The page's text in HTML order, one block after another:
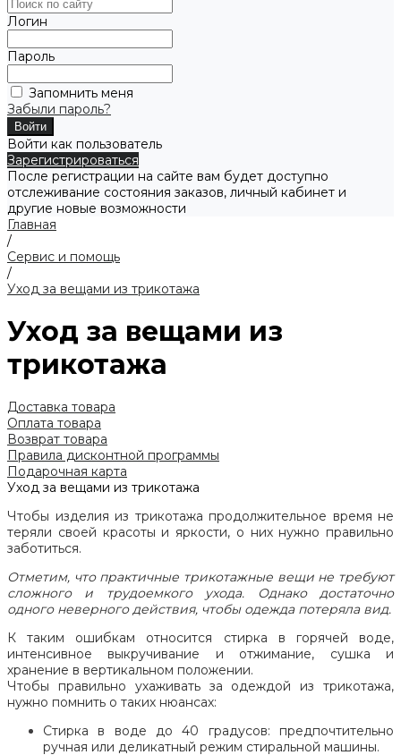
Логин
Пароль
Запомнить меня
Забыли пароль?
Войти как пользователь
Зарегистрироваться
После регистрации на сайте вам будет доступно
отслеживание состояния заказов, личный кабинет и
другие новые возможности
Главная
/
Сервис и помощь
/
Уход за вещами из трикотажа
Уход за вещами из
трикотажа
Доставка товара
Оплата товара
Возврат товара
Правила дисконтной программы
Подарочная карта
Уход за вещами из трикотажа
Чтобы изделия из трикотажа продолжительное время не
теряли своей красоты и яркости, о них нужно правильно
заботиться.
Отметим, что практичные трикотажные вещи не требуют
сложного и трудоемкого ухода. Однако достаточно
одного неверного действия, чтобы одежда потеряла вид.
К таким ошибкам относится стирка в горячей воде,
интенсивное выкручивание и отжимание, сушка и
хранение в вертикальном положении.
Чтобы правильно ухаживать за одеждой из трикотажа,
нужно помнить о таких нюансах:
Стирка в воде до 40 градусов: предпочтительно
ручная или деликатный режим стиральной машины.